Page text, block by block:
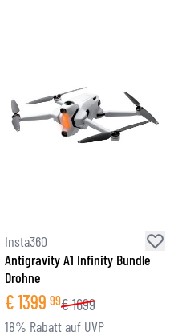
Insta360
Antigravity A1 Infinity Bundle
Drohne
€1399 99€1699
18% Rabatt auf UVP